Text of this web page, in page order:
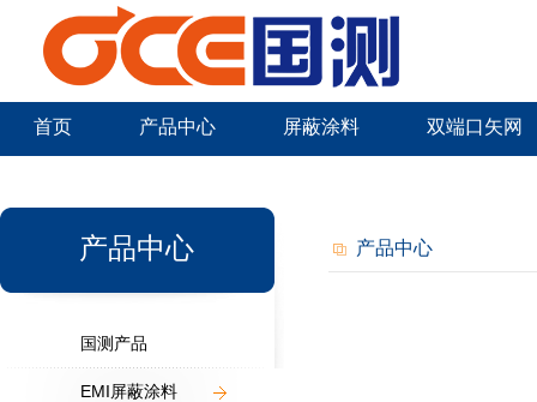
首页 产品中心 屏蔽涂料 双端口矢网
产品中心
国测产品
EMI屏蔽涂料
产品中心